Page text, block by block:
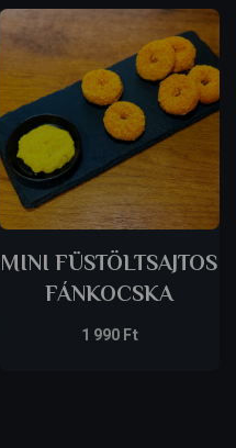
MINI FÜSTÖLTSAJTOS
FÁNKOCSKA
1 990Ft